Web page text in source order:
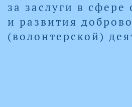
за заслуги в сфере
и развития
(волонтерской)